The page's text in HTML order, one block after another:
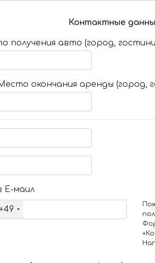
Контактные
получения авто (город,
окончания аренды (город,
Е-маил